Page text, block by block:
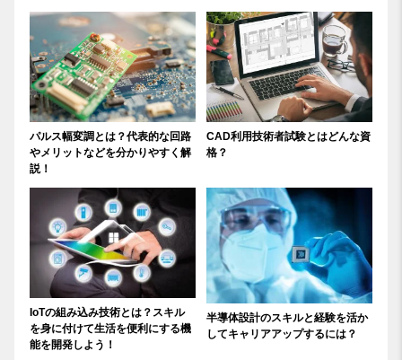
パルス幅変調とは？代表的な回路
やメリットなどを分かりやすく解
説！
CAD利用技術者試験とはどんな資
格？
IoTの組み込み技術とは？スキル
を身に付けて生活を便利にする機
能を開発しよう！
半導体設計のスキルと経験を活か
してキャリアアップするには？